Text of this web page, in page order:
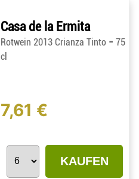
Casa de la Ermita
Rotwein 2013 Crianza Tinto -75
cl
7,61 €
KAUFEN